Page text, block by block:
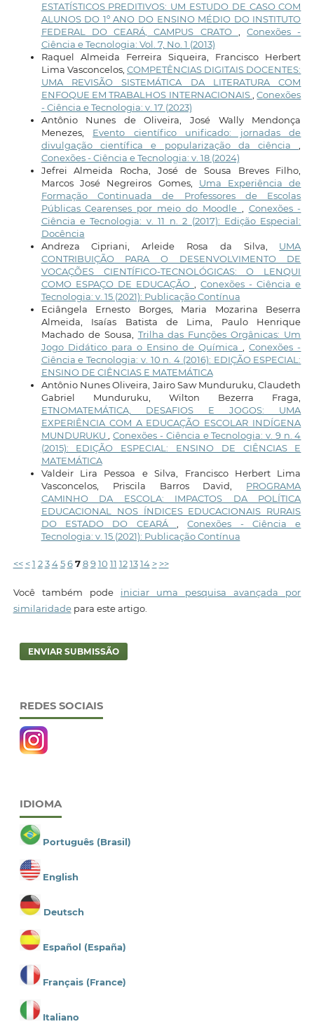
ESTATÍSTICOS PREDITIVOS: UM ESTUDO DE CASO COM
ALUNOS DO 1º ANO DO ENSINO MÉDIO DO INSTITUTO
FEDERAL DO CEARÁ, CAMPUS CRATO
,Conexões -
Ciência e Tecnologia: Vol. 7, No. 1 (2013)
Raquel Almeida Ferreira Siqueira, Francisco Herbert
Lima Vasconcelos, COMPETÊNCIAS DIGITAIS DOCENTES:
UMA REVISÃO SISTEMÁTICA DA LITERATURA COM
ENFOQUE EM TRABALHOS INTERNACIONAIS ,Conexões
- Ciência e Tecnologia: v. 17 (2023)
Antônio Nunes de Oliveira, José Wally Mendonça
Menezes, Evento científico unificado: jornadas de
divulgação científica e popularização da ciência
Conexões - Ciência e Tecnologia: v. 18 (2024)
Jefrei Almeida Rocha, José de Sousa Breves Filho,
Marcos José Negreiros Gomes, Uma Experiência de
Formação Continuada de Professores de Escolas
Públicas Cearenses por meio do Moodle
Conexões -
Ciência e Tecnologia: v. 11 n. 2 (2017): Edição Especial:
Docência
Andreza Cipriani, Arleide Rosa da Silva, UMA
CONTRIBUIÇÃO PARA O DESENVOLVIMENTO DE
VOCAÇÕES CIENTÍFICO-TECNOLÓGICAS: O LENQUI
COMO ESPAÇO DE EDUCAÇÃO
,Conexões - Ciência e
Tecnologia: v. 15 (2021): Publicação Contínua
Eciângela Ernesto Borges, Maria Mozarina Beserra
Almeida, Isaías Batista de Lima, Paulo Henrique
Machado de Sousa, Trilha das Funções Orgânicas: Um
Jogo Didático para o Ensino de Química
,Conexões -
Ciência e Tecnologia: v. 10 n. 4 (2016): EDIÇÃO ESPECIAL:
ENSINO DE CIÊNCIAS E MATEMÁTICA
Antônio Nunes Oliveira, Jairo Saw Munduruku, Claudeth
Gabriel Munduruku, Wilton Bezerra Fraga,
ETNOMATEMÁTICA, DESAFIOS E JOGOS: UMA
EXPERIÊNCIA COM A EDUCAÇÃO ESCOLAR INDÍGENA
MUNDURUKU
,Conexões - Ciência e Tecnologia: v. 9 n. 4
(2015): EDIÇÃO ESPECIAL: ENSINO DE CIÊNCIAS E
MATEMÁTICA
Valdeir Lira Pessoa e Silva, Francisco Herbert Lima
Vasconcelos, Priscila Barros David, PROGRAMA
CAMINHO DA ESCOLA: IMPACTOS DA POLÍTICA
EDUCACIONAL NOS ÍNDICES EDUCACIONAIS RURAIS
DO ESTADO DO CEARÁ
,Conexões - Ciência e
Tecnologia: v. 15 (2021): Publicação Contínua
<< < 1 2 3 4 5 6 7 8 9 10 11 12 13 14 > >>
Você também pode iniciar uma pesquisa avançada por
similaridadepara este artigo.
ENVIAR SUBMISSÃO
REDES SOCIAIS
IDIOMA
Português (Brasil)
English
Deutsch
Español (España)
Français (France)
Italiano